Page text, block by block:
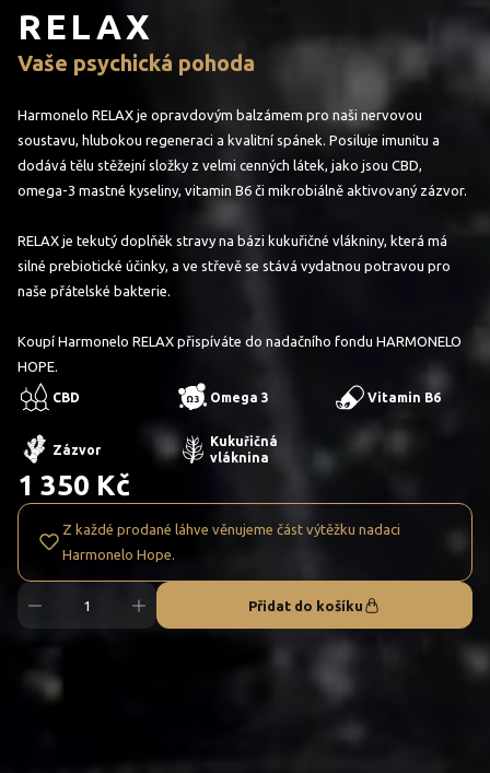
RELAX
Vaše psychická pohoda
Harmonelo RELAX je opravdovým balzámem pro naši nervovou
soustavu, hlubokou regeneraci a kvalitní spánek. Posiluje imunitu a
dodává tělu stěžejní složky z velmi cenných látek, jako jsou CBD,
omega-3 mastné kyseliny, vitamin B6 či mikrobiálně aktivovaný zázvor.
RELAX je tekutý doplňěk stravy na bázi kukuřičné vlákniny, která má
silné prebiotické účinky, a ve střevě se stává vydatnou potravou pro
naše přátelské bakterie.
Koupí Harmonelo RELAX přispíváte do nadačního fondu HARMONELO
HOPE.
CBD Omega 3 Vitamin B6
Zázvor
Kukuřičná
vláknina
1 350 Kč
Z každé prodané láhve věnujeme část výtěžku nadaci
Harmonelo Hope.
Přidat do košíku